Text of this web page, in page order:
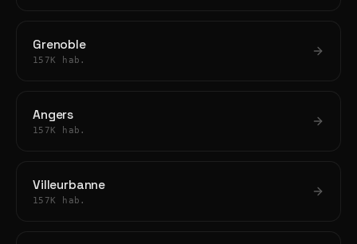
Grenoble
157K hab.
Angers
157K hab.
Villeurbanne
157K hab.